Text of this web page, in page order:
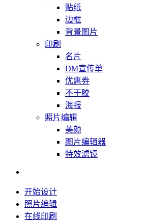
贴纸
边框
背景图片
印刷
名片
DM宣传单
优惠券
不干胶
海报
照片编辑
美颜
图片编辑器
特效滤镜
开始设计
照片编辑
在线印刷